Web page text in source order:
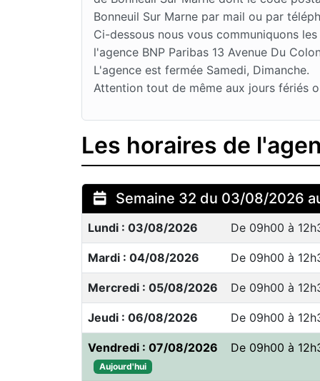
Bonneuil Sur Marne par mail ou par
Ci-dessous nous vous communiquons
l'agence BNP Paribas 13 Avenue Du
L'agence est fermée Samedi, Dimanche.
Attention tout de même aux jours fériés
Les horaires de
Semaine 32 du 03/08/2026
Lundi : 03/08/2026 De 09h00 à
Mardi : 04/08/2026 De 09h00 à
Mercredi : 05/08/2026 De 09h00 à
Jeudi : 06/08/2026 De 09h00 à
Vendredi : 07/08/2026
Aujourd'hui
De 09h00 à